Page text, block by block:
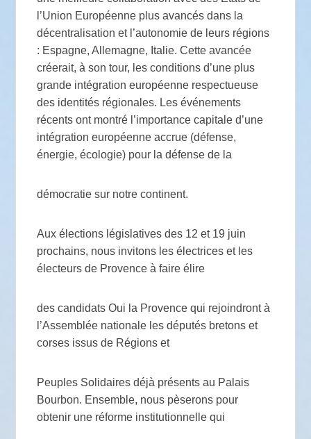
l’Union Européenne plus avancés dans la
décentralisation et l’autonomie de leurs régions
: Espagne, Allemagne, Italie. Cette avancée
créerait, à son tour, les conditions d’une plus
grande intégration européenne respectueuse
des identités régionales. Les événements
récents ont montré l’importance capitale d’une
intégration européenne accrue (défense,
énergie, écologie) pour la défense de la
démocratie sur notre continent.
Aux élections législatives des 12 et 19 juin
prochains, nous invitons les électrices et les
électeurs de Provence à faire élire
des candidats Oui la Provence qui rejoindront à
l’Assemblée nationale les députés bretons et
corses issus de Régions et
Peuples Solidaires déjà présents au Palais
Bourbon. Ensemble, nous pèserons pour
obtenir une réforme institutionnelle qui